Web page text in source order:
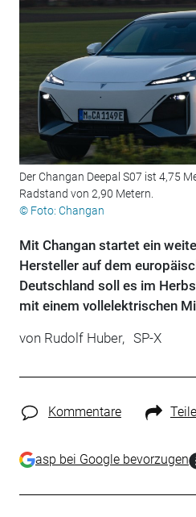
Der Changan Deepal S07 ist 4,75
Radstand von 2,90 Metern.
© Foto: Changan
Mit Changan startet ein
Hersteller auf dem
Deutschland soll es im
mit einem vollelektrischen
von Rudolf Huber, SP-X
Kommentare
asp bei Google bevorzugen